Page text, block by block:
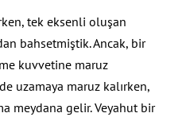
tek eksenli oluşan
bahsetmiştik. Ancak, bir
kuvvetine maruz
uzamaya maruz kalırken,
meydana gelir. Veyahut bir